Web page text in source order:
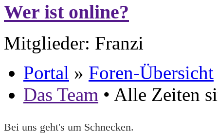
Wer ist online?
Mitglieder: Franzi
Portal » Foren-Übersicht
Das Team • Alle Zeiten
Bei uns geht's um Schnecken.